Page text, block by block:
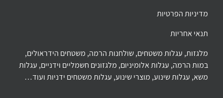
מדיניות הפרטיות
תנאי אחריות
מלגזות, עגלות משטחים, שולחנות הרמה, משטחים הידראולים,
במות הרמה, עגלות אלומיניום, מלגזונים חשמליים וידניים, עגלות
משא, עגלות שינוע, מוצרי שינוע, עגלות משטחים ידניות ועוד…